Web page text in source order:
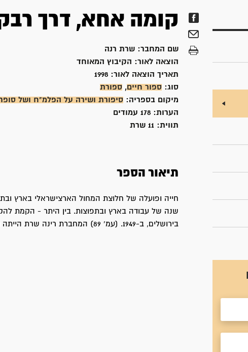
קומה אחא, דרך
שם המחבר: שרת רנה
הוצאה לאור: הקיבוץ המאוחד
תאריך הוצאה לאור:
סוג: ספור חיים, ספורת
מיקום בספריה: סיפורת ושירה על הפלמ"ח ושל
הערות: 178 עמודים
תווית: 11 שרת
תיאור הספר
שנה של עבודה בארץ ובתפוצות. בין היתר - הקמת
בירושלים, ב-1949. (עמ' 89) המחברת רינה שרת הייתה חברת פלמ"ח.